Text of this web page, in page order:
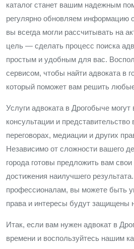
каталог станет вашим надежным
регулярно обновляем информацию
вы всегда могли рассчитывать на
цель — сделать процесс поиска
простым и удобным для вас.
сервисом, чтобы найти адвоката в
который поможет вам решить
Услуги адвоката в Дрогобыче могут
консультации и
переговорах, медиации и других
Независимо от сложности вашего
города готовы предложить вам
достижения наилучшего
профессионалам, вы можете быть
права и интересы будут защищены
Итак, если вам нужен адвокат в
времени и воспользуйтесь нашим